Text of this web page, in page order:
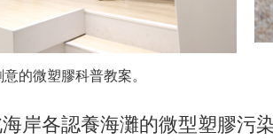
的微塑膠科普教案。
岸各認養海灘的微型塑膠污